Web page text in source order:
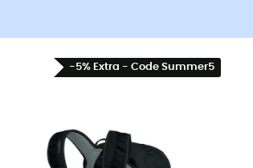
-5% Extra - Code Summer5